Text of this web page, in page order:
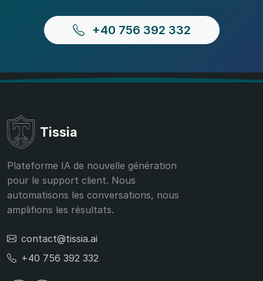
+40 756 392 332
Tissia
Plateforme IA de nouvelle génération
pour le support client. Nous
automatisons les conversations, nous
amplifions les résultats.
contact@tissia.ai
+40 756 392 332